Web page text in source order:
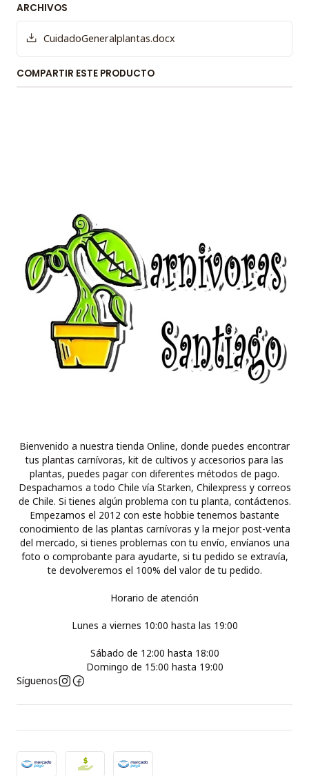
ARCHIVOS
CuidadoGeneralplantas.docx
COMPARTIR ESTE PRODUCTO
Bienvenido a nuestra tienda Online, donde puedes encontrar
tus plantas carnívoras, kit de cultivos y accesorios para las
plantas, puedes pagar con diferentes métodos de pago.
Despachamos a todo Chile vía Starken, Chilexpress y correos
de Chile. Si tienes algún problema con tu planta, contáctenos.
Empezamos el 2012 con este hobbie tenemos bastante
conocimiento de las plantas carnívoras y la mejor post-venta
del mercado, si tienes problemas con tu envío, envíanos una
foto o comprobante para ayudarte, si tu pedido se extravía,
te devolveremos el 100% del valor de tu pedido.
Horario de atención
Lunes a viernes 10:00 hasta las 19:00
Sábado de 12:00 hasta 18:00
Domingo de 15:00 hasta 19:00
Síguenos